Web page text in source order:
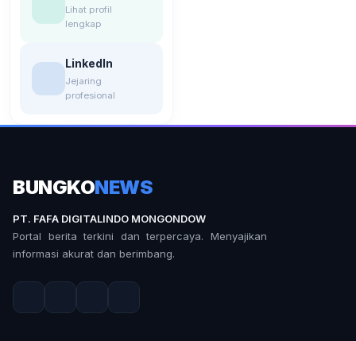
Lihat profil
lengkap
LinkedIn
Jejaring
profesional
BUNGKONEWS
PT. FAFA DIGITALINDO MONGONDOW
Portal berita terkini dan terpercaya. Menyajikan
informasi akurat dan berimbang.